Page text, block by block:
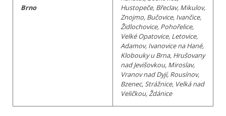
Brno
Hustopeče, Břeclav, Mikulov,
Znojmo, Bučovice, Ivančice,
Židlochovice, Pohořelice,
Velké Opatovice, Letovice,
Adamov, Ivanovice na Hané,
Klobouky u Brna, Hrušovany
nad Jevišovkou, Miroslav,
Vranov nad Dyjí, Rousínov,
Bzenec, Strážnice, Velká nad
Veličkou, Ždánice